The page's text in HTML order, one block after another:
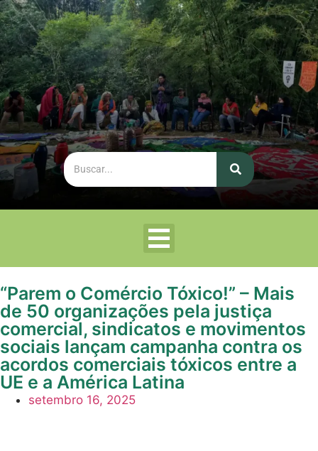
“Parem o Comércio Tóxico!” – Mais
de 50 organizações pela justiça
comercial, sindicatos e movimentos
sociais lançam campanha contra os
acordos comerciais tóxicos entre a
UE e a América Latina
setembro 16, 2025